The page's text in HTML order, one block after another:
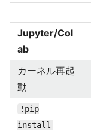
Jupyter/Col
ab
カーネル再起
動
!pip
install